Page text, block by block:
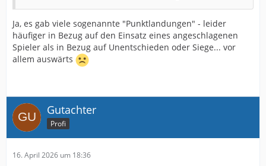
Ja, es gab viele sogenannte "Punktlandungen" - leider
häufiger in Bezug auf den Einsatz eines angeschlagenen
Spieler als in Bezug auf Unentschieden oder Siege... vor
allem auswärts
Gutachter
Profi
16. April 2026 um 18:36